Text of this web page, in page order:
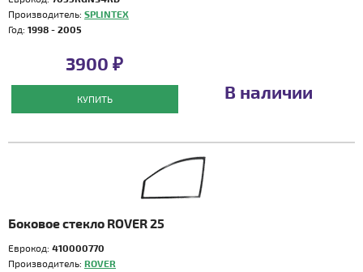
Производитель: SPLINTEX
Год: 1998 - 2005
3900 ₽
КУПИТЬ В наличии
Боковое стекло ROVER 25
Еврокод: 410000770
Производитель: ROVER